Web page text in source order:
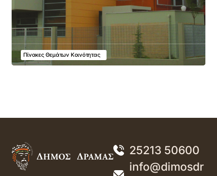
Πίνακες Θεμάτων Κοινότητας
25213 50600
info@dimosdr